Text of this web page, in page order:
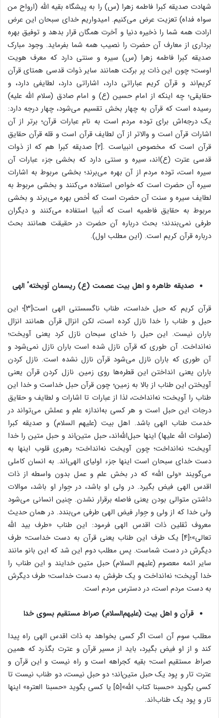
شهادت صدیقه کبرا فاطمه زهرا (س) را به پیشگاه بقیه الله (ارواح من
سواه فداه) تعزیت عرض می‌کنیم. امیدواریم خدای سبحان این عرض
ارادت همه شما را ذخیره دنیا و آخرت همگان قرار بدهد و توفیق بهره
برداری از معارف آن حضرت را نصیب همه شما بفرماید. وجود مبارک
صدیقه کبرا فاطمه زهرا (س) سیره و سنتی دارد که معرف هویت
اوست؛ چون این ذات پر برکت همانند سایر ذوات قدسی همتای قرآن
کریم‌اند و قرآن کریم عباراتی دارد، اشاراتی دارد، لطایفی دارد، و
حقایقی؛ چه اینکه از امام حسین (ع) و امام صادق (سلام الله علیه)
رسیده است که قرآن به چهار بخش تقسیم می‌شود، چهار درجه دارد:
یک درجه‌‌اش برای توده مردم است به نام عبارات قرآن؛ برتر از آن
اشارات قرآن است و والاتر از آن لطایف قرآن است و قله قرآن حقایق
قرآن است که مخصوص انبیاست .[۲] صدیقه کبرا هم که از ذوات
قدسی عترت (ع)اند، سیره و سنتی دارد که بخشی جزء عبارات آن
سیره است، توده مردم از آن بهره می‌برند؛ بخشی مربوط به اشارات
سیره آن حضرت است که خواص استفاده می‌کنند و بخشی مربوط به
لطایف سیره و سنت آن حضرت است که أخص بهره می‌برند و بخشی
مربوط به حقایق فاطمیه است که أنبیا استفاده می‌کنند و دیگران
طرفی نمی‌بندند؛ بحث درباره آن حضرت در حقیقت همانند بحث
درباره قرآن کریم است. (این مطلب اول).
صدیقه طاهره و اهل بیت عصمت (ع) ریسمان آویختهٴ الهی
قرآن کریم که حبل خداست، طناب ناگسستنی الهی است[۳]؛ این
حبل و طناب را خدا نازل کرده است، لکن انزال قرآن همانند انزال
باران نیست. این حبل را خدای سبحان نازل کرد یعنی آویخت؛
نه‌انداخت. آن طوری که قرآن نازل شده است باران نازل نمی‌شود و
آن طوری که باران نازل می‌شود قرآن نازل نشده است. نازل کردن
باران یعنی انداختن این قطره‌ها روی زمین. نازل کردن قرآن یعنی
آویختن این طناب از بالا به زمین؛ چون قرآن حبل خداست و خدا این
طناب را آویخت؛ نه‌انداخت، لذا از عبارات تا اشارات و لطایف و حقایق
درجات این حبل است و هر کسی به‌اندازه علم و عملش می‌تواند در
خدمت طناب الهی باشد. اهل بیت (علیهم السلام) و صدیقه کبرا
(صلوات الله علیها) اینها حبل‌الله‌اند، حبل متین‌اند و حبل متین را خدا
آویخت؛ نه‌انداخت؛ چون آویخت نه‌انداخت؛ رهبری قلوب اینها به
دست خدای سبحان است اینها جزء اولیای الهی‌اند. به انسان کاملی
می‌گویند «ولی الله» که در بخش علم و عمل بدون واسطه از ذات
اقدس الهی فیض بگیرد. در ولی او باشد، در جِوار او باشد، موالات
داشتن متوالی بودن یعنی فاصله برقرار نشدن. چنین انسانی می‌شود
ولی خدا که از ولی و جِوار فیض الهی طرفی می‌بندد. در همان حدیث
معروف ثقلین ذات اقدس الهی فرمود: این طناب «طرف بید الله
تعالی»؛[۴] یک طرف این طناب یعنی قرآن به دست خداست؛ طرف
دیگرش در دست شماست. پس مطلب دوم این شد که این بانو مانند
سایر ائمه معصوم (علیهم السلام) حبل متین خدایند و این طناب را
خدا آویخت؛ نه‌انداخت و یک طرفش به دست خداست؛ طرف دیگرش
به دست مردم است، در دسترس مردم است.
قرآن و اهل بیت (علیهم‌السلام) صراط مستقیم بسوی خدا
مطلب سوم آن است اگر کسی بخواهد به ذات اقدس الهی راه پیدا
کند و از او فیض بگیرد، باید از مسیر قرآن و عترت بگذرد که همین
صراط مستقیم است؛ بقیه کجراهه است و راه نیست و این قرآن و
عترت تار و پود یک حبل متین‌اند؛ دو حبل نیست، دو طناب نیست تا
کسی بگوید «حسبنا کتاب الله»[۵] یا کسی بگوید «حسبنا العتره» اینها
تار و پود یک طناب‌اند.